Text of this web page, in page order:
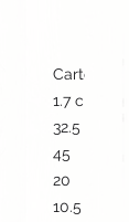
Cartones
1.7 cm /
32.5
45
20
10.5